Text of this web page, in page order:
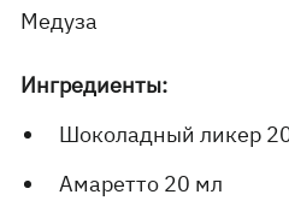
Медуза
Ингредиенты:
Шоколадный ликер
Амаретто 20 мл